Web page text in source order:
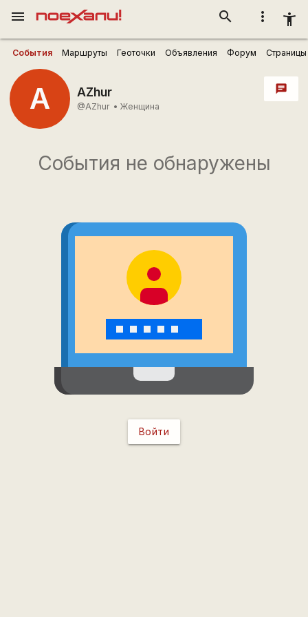
more_vert accessibility_new
search
menu
События Маршруты Геоточки Объявления Форум Страницы
A AZhur
@AZhur • Женщина
chat
События не обнаружены
Войти